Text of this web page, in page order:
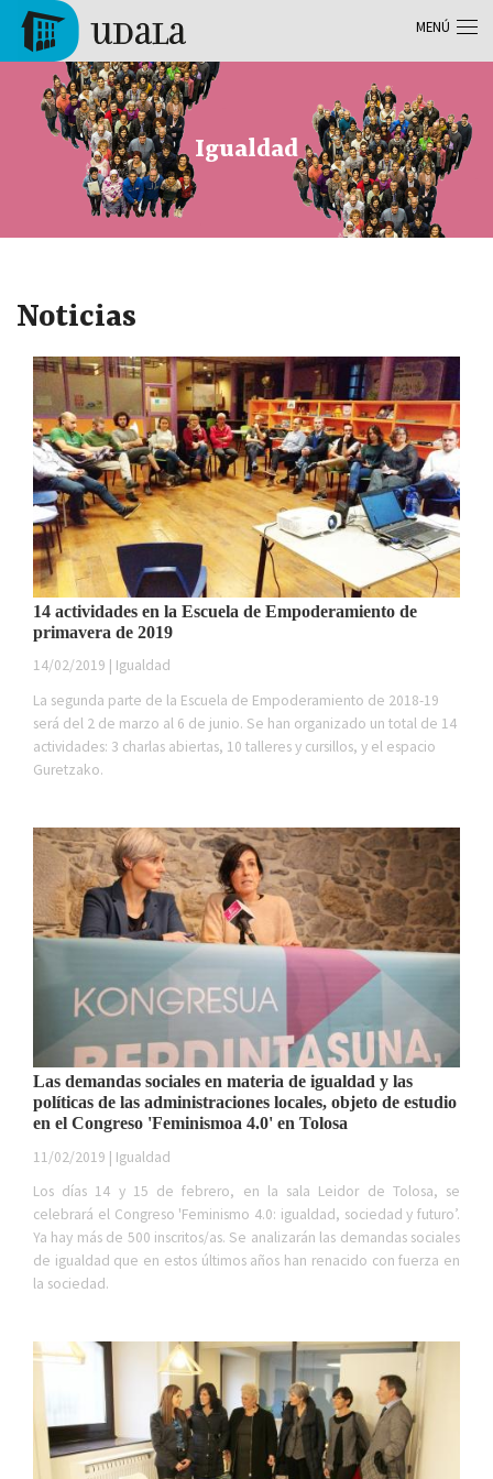
Pasar al contenido principal
Tolosa
Igualdad
Noticias
14 actividades en la Escuela de Empoderamiento de
primavera de 2019
14/02/2019 | Igualdad
La segunda parte de la Escuela de Empoderamiento de 2018-19
será del 2 de marzo al 6 de junio. Se han organizado un total de 14
actividades: 3 charlas abiertas, 10 talleres y cursillos, y el espacio
Guretzako.
Las demandas sociales en materia de igualdad y las
políticas de las administraciones locales, objeto de estudio
en el Congreso 'Feminismoa 4.0' en Tolosa
11/02/2019 | Igualdad
Los días 14 y 15 de febrero, en la sala Leidor de Tolosa, se
celebrará el Congreso 'Feminismo 4.0: igualdad, sociedad y futuro’.
Ya hay más de 500 inscritos/as. Se analizarán las demandas sociales
de igualdad que en estos últimos años han renacido con fuerza en
la sociedad.
MENÚ